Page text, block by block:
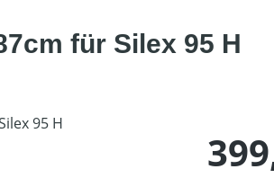
für Silex 95 H